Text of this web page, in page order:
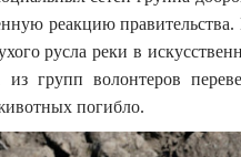
реакцию
русла реки в
из групп волонтеров
погибло.